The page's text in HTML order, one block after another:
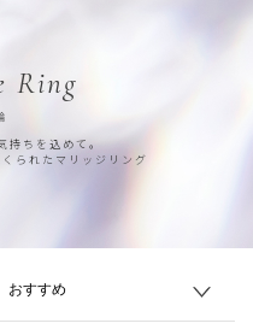
Ring
持ちを込めて。
られたマリッジリング